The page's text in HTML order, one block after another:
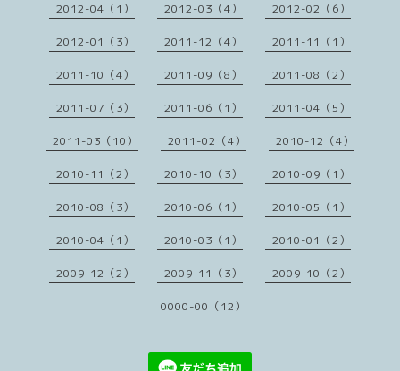
2012-04（1） 2012-03（4） 2012-02（6）
2012-01（3） 2011-12（4） 2011-11（1）
2011-10（4） 2011-09（8） 2011-08（2）
2011-07（3） 2011-06（1） 2011-04（5）
2011-03（10） 2011-02（4） 2010-12（4）
2010-11（2） 2010-10（3） 2010-09（1）
2010-08（3） 2010-06（1） 2010-05（1）
2010-04（1） 2010-03（1） 2010-01（2）
2009-12（2） 2009-11（3） 2009-10（2）
0000-00（12）